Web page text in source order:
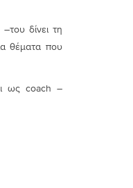
δίνει τη
θέματα που
ως coach –